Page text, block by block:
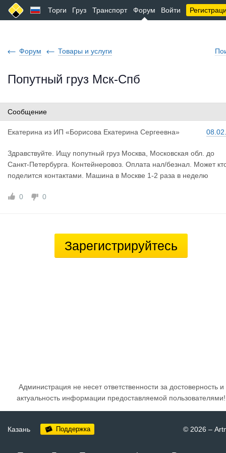
Торги Груз Транспорт Форум Войти
Форум Товары и услуги
Попутный груз Мск-Спб
Сообщение
Екатерина из ИП «Борисова Екатерина Сергеевна»
Здравствуйте. Ищу попутный груз Москва, Московская обл. до
Санкт-Петербурга. Контейнеровоз. Оплата нал/безнал. Может
поделится контактами. Машина в Москве 1-2 раза в неделю
0 0
Зарегистрируйтесь
Администрация не несет ответственности за достоверность и
актуальность информации предоставляемой пользователями!
Казань Поддержка © 2026 –